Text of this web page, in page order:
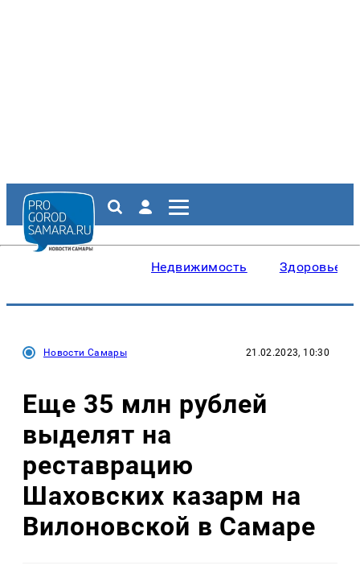
Недвижимость Здоровье
Новости Самары 21.02.2023, 10:30
Еще 35 млн рублей
выделят на
реставрацию
Шаховских казарм на
Вилоновской в Самаре